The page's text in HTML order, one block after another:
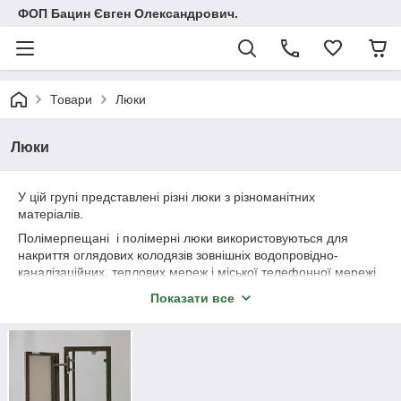
ФОП Бацин Євген Олександрович.
Товари Люки
Люки
У цій групі представлені різні люки з різноманітних
матеріалів.
Полімерпещані і полімерні люки використовуються для
накриття оглядових колодязів зовнішніх водопровідно-
каналізаційних, теплових мереж і міської телефонної мережі.
Люки з полімерно-піщаної композиції — новітня розробка,
екологічних норм.
Застосування полімерпещних люків розв'язує проблему їх
крадіжки. Виконані з полімеру та піску, вони не можуть вдруге
перероблятися або здаватися на металолом, на відміну від
Показати все